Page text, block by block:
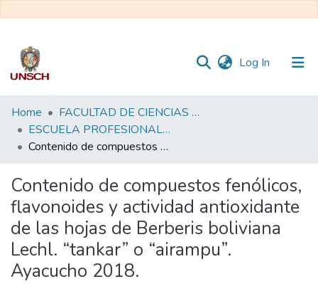
Log In (current)
Communities
&
Collections
Statistics
Home
FACULTAD DE CIENCIAS DE LA SALUD
ESCUELA PROFESIONAL DE FARMACIA Y BIOQUÍMICA
Contenido de compuestos fenólicos, flavonoides y actividad antioxidante de las hojas de Berberis boliviana Lechl. “tankar” o “airampu”. Ayacucho 2018.
Contenido de compuestos fenólicos,
flavonoides y actividad antioxidante
de las hojas de Berberis boliviana
Lechl. “tankar” o “airampu”.
Ayacucho 2018.